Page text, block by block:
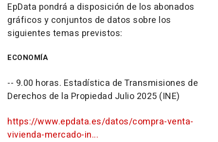
EpData pondrá a disposición de los abonados
gráficos y conjuntos de datos sobre los
siguientes temas previstos:
ECONOMÍA
-- 9.00 horas. Estadística de Transmisiones de
Derechos de la Propiedad Julio 2025 (INE)
https://www.epdata.es/datos/compra-venta-
vivienda-mercado-in...